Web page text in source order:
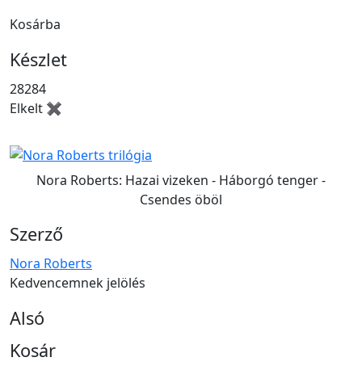
Kosárba
Készlet
28284
Elkelt ✖
Nora Roberts: Hazai vizeken - Háborgó tenger -
Csendes öböl
Szerző
Nora Roberts
Kedvencemnek jelölés
Alsó
Kosár